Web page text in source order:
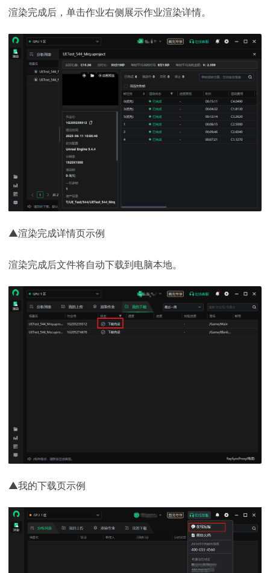
渲染完成后，单击作业右侧展示作业渲染详情。
▲渲染完成详情页示例
渲染完成后文件将自动下载到电脑本地。
▲我的下载页示例